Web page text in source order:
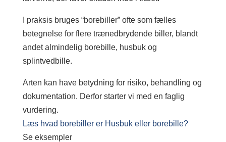
I praksis bruges “borebiller” ofte som fælles
betegnelse for flere trænedbrydende biller, blandt
andet almindelig borebille, husbuk og
splintvedbille.
Arten kan have betydning for risiko, behandling og
dokumentation. Derfor starter vi med en faglig
vurdering.
Læs hvad borebiller er Husbuk eller borebille?
Se eksempler